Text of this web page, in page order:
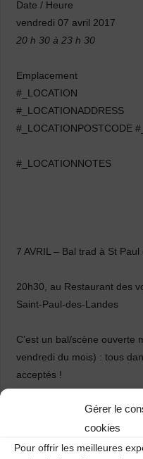
Gérer le
cookies
Pour offrir les meilleures
Date / Heure
vendredi 07 avril 2017
20 h 30 à 23 h 30
Emplacement
#_LOCATION
#_LOCATIONADDRESS
#_LOCATIONPOSTCODE
#_LOCATIONNOTES
7 AVRIL – Bal trad à St
20h30, au Restaurant des
Saint-Paul-des-Landes
C’est un bal/scène ouverte
vendredi du mois) : tous
acceptés !
Info : page Facebook :
trad-de-St-Paul-
https://agendatrad.org/